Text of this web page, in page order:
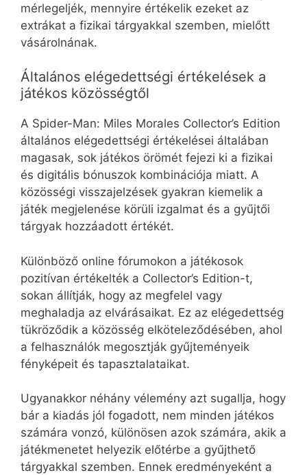
mérlegeljék, mennyire értékelik ezeket az
extrákat a fizikai tárgyakkal szemben, mielőtt
vásárolnának.
Általános elégedettségi értékelések a
játékos közösségtől
A Spider-Man: Miles Morales Collector’s Edition
általános elégedettségi értékelései általában
magasak, sok játékos örömét fejezi ki a fizikai
és digitális bónuszok kombinációja miatt. A
közösségi visszajelzések gyakran kiemelik a
játék megjelenése körüli izgalmat és a gyűjtői
tárgyak hozzáadott értékét.
Különböző online fórumokon a játékosok
pozitívan értékelték a Collector’s Edition-t,
sokan állítják, hogy az megfelel vagy
meghaladja az elvárásaikat. Ez az elégedettség
tükröződik a közösség elköteleződésében, ahol
a felhasználók megosztják gyűjteményeik
fényképeit és tapasztalataikat.
Ugyanakkor néhány vélemény azt sugallja, hogy
bár a kiadás jól fogadott, nem minden játékos
számára vonzó, különösen azok számára, akik a
játékmenetet helyezik előtérbe a gyűjthető
tárgyakkal szemben. Ennek eredményeként a